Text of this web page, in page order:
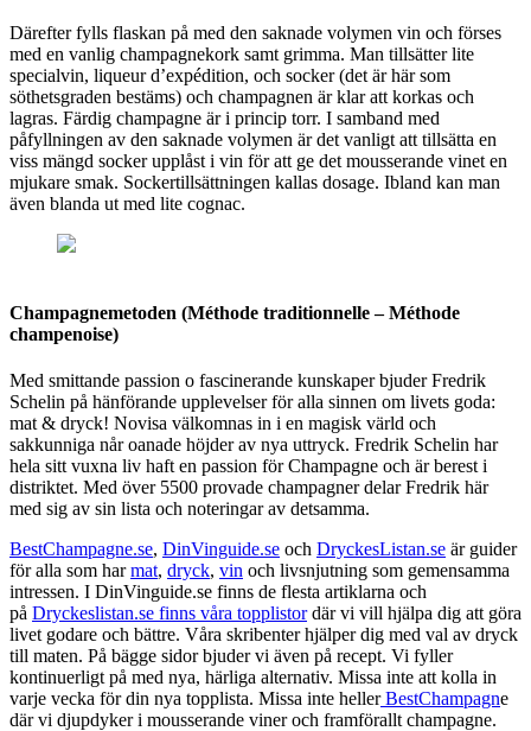
Därefter fylls flaskan på med den saknade volymen vin och förses
med en vanlig champagnekork samt grimma. Man tillsätter lite
specialvin, liqueur d’expédition, och socker (det är här som
söthetsgraden bestäms) och champagnen är klar att korkas och
lagras. Färdig champagne är i princip torr. I samband med
påfyllningen av den saknade volymen är det vanligt att tillsätta en
viss mängd socker upplåst i vin för att ge det mousserande vinet en
mjukare smak. Sockertillsättningen kallas dosage. Ibland kan man
även blanda ut med lite cognac.
Champagnemetoden (Méthode traditionnelle – Méthode
champenoise)
Med smittande passion o fascinerande kunskaper bjuder Fredrik
Schelin på hänförande upplevelser för alla sinnen om livets goda:
mat & dryck! Novisa välkomnas in i en magisk värld och
sakkunniga når oanade höjder av nya uttryck. Fredrik Schelin har
hela sitt vuxna liv haft en passion för Champagne och är berest i
distriktet. Med över 5500 provade champagner delar Fredrik här
med sig av sin lista och noteringar av detsamma.
BestChampagne.se, DinVinguide.se och DryckesListan.se är guider
för alla som harmat, dryck, vin och livsnjutning som gemensamma
intressen. I DinVinguide.se finns de flesta artiklarna och
på Dryckeslistan.se finns våra topplistordär vi vill hjälpa dig att göra
livet godare och bättre. Våra skribenter hjälper dig med val av dryck
till maten. På bägge sidor bjuder vi även på recept. Vi fyller
kontinuerligt på med nya, härliga alternativ. Missa inte att kolla in
varje vecka för din nya topplista. Missa inte hellerBestChampagne
där vi djupdyker i mousserande viner och framförallt champagne.